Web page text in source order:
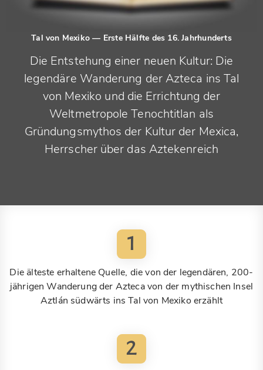
Tal von Mexiko— Erste Hälfte des 16. Jahrhunderts
Die Entstehung einer neuen Kultur: Die
legendäre Wanderung der Azteca ins Tal
von Mexiko und die Errichtung der
Weltmetropole Tenochtitlan als
Gründungsmythos der Kultur der Mexica,
Herrscher über das Aztekenreich
1
Die älteste erhaltene Quelle, die von der legendären, 200-
jährigen Wanderung der Azteca von der mythischen Insel
Aztlán südwärts ins Tal von Mexiko erzählt
2